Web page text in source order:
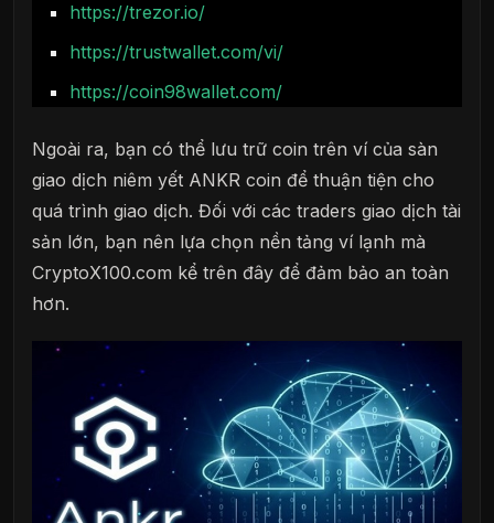
https://trezor.io/
https://trustwallet.com/vi/
https://coin98wallet.com/
Ngoài ra, bạn có thể lưu trữ coin trên ví của sàn
giao dịch niêm yết ANKR coin để thuận tiện cho
quá trình giao dịch. Đối với các traders giao dịch tài
sản lớn, bạn nên lựa chọn nền tảng ví lạnh mà
CryptoX100.com kể trên đây để đảm bảo an toàn
hơn.